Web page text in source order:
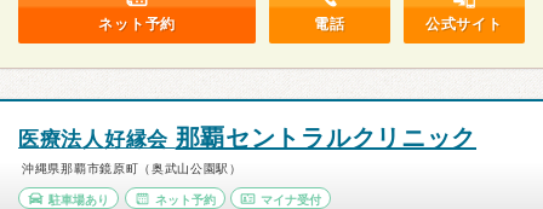
ネット予約 電話 公式サイト
医療法人好縁会 那覇セントラルクリニック
沖縄県那覇市鏡原町（奥武山公園駅）
駐車場あり ネット予約 マイナ受付